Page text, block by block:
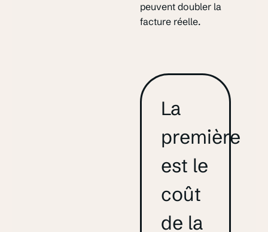
peuvent doubler la
facture réelle.
La
première
est le
coût
de la